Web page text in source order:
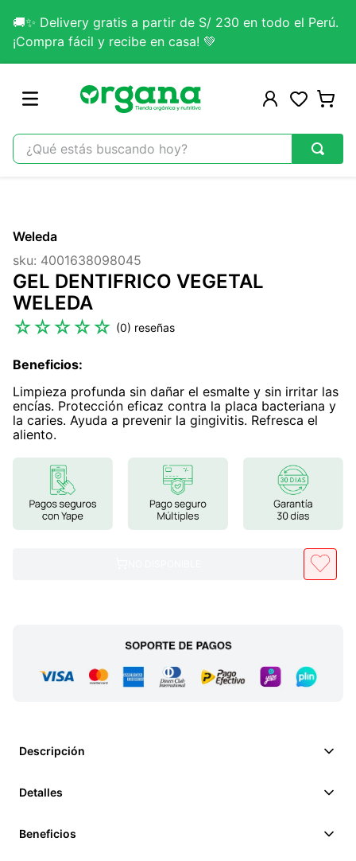
🚚✨ Delivery gratis a partir de S/ 230 en todo el Perú.
¡Compra fácil y recibe en casa! 💚
¿Qué estás buscando hoy?
2.
citrato magnesio
3.
colageno
4.
kefir
5 .
glicinato magnesio
8.
magnesio
9.
10. proteina
Weleda
sku: 4001638098045
GEL DENTIFRICO VEGETAL
WELEDA
☆☆☆☆☆ (0)
Beneficios:
Limpieza profunda sin dañar el esmalte y sin irritar las
encías. Protección eficaz contra la placa bacteriana y
la caries. Ayuda a prevenir la gingivitis. Refresca el
aliento.
Descripción
Detalles
Beneficios